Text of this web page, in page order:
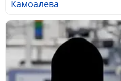
Камоалева